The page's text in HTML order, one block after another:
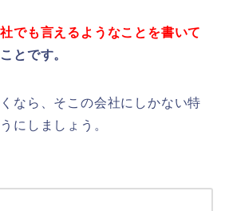
社でも言えるようなことを書いて
とです。
なら、そこの会社にしかない特
にしましょう。